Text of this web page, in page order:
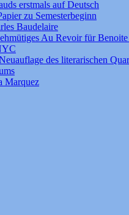
erstmals auf Deutsch
zu Semesterbeginn
Baudelaire
Au Revoir für
des literarischen
Marquez